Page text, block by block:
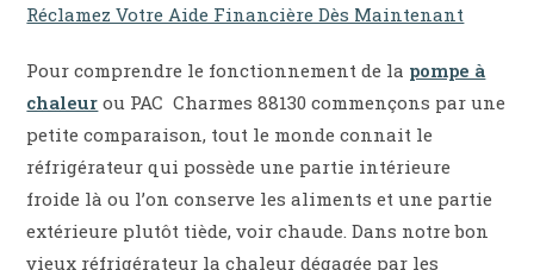
Réclamez Votre Aide Financière Dès Maintenant
Pour comprendre le fonctionnement de la pompe à
chaleur ou PAC Charmes 88130 commençons par une
petite comparaison, tout le monde connait le
réfrigérateur qui possède une partie intérieure
froide là ou l’on conserve les aliments et une partie
extérieure plutôt tiède, voir chaude. Dans notre bon
vieux réfrigérateur la chaleur dégagée par les